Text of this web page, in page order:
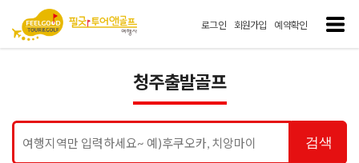
로그인 회원가입 예약확인
청주출발골프
검색